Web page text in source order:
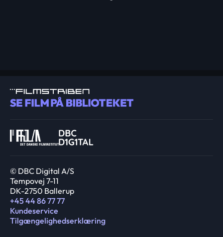
© DBC Digital A/S
Tempovej 7-11
DK-2750 Ballerup
+45 44 86 77 77
Kundeservice
Tilgængelighedserklæring